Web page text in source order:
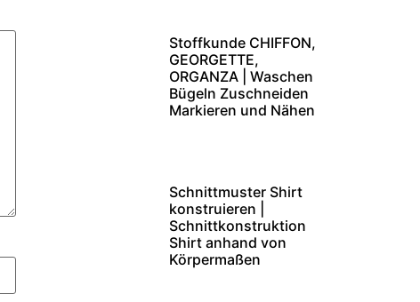
Stoffkunde CHIFFON,
GEORGETTE,
ORGANZA | Waschen
Bügeln Zuschneiden
Markieren und Nähen
Schnittmuster Shirt
konstruieren |
Schnittkonstruktion
Shirt anhand von
Körpermaßen